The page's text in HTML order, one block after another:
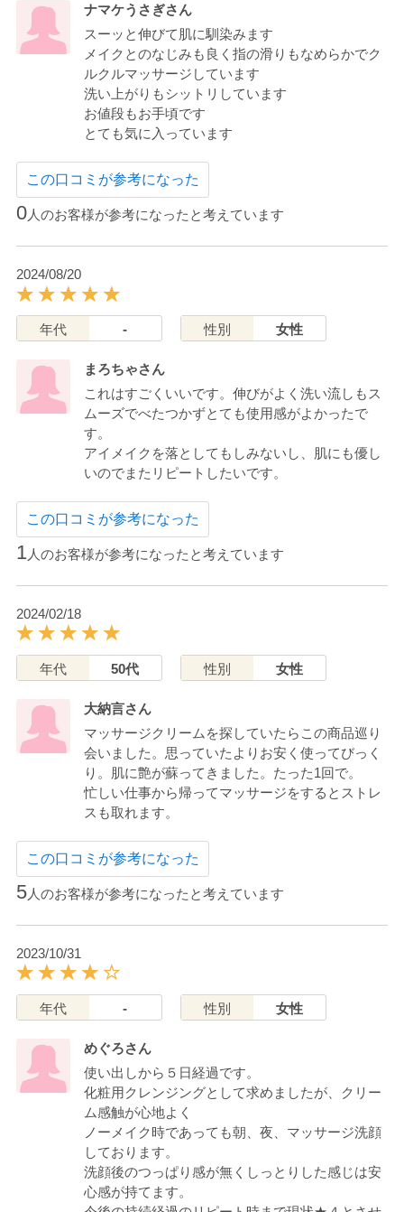
ナマケうさぎさん
スーッと伸びて肌に馴染みます
メイクとのなじみも良く指の滑りもなめらかでク
ルクルマッサージしています
洗い上がりもシットリしています
お値段もお手頃です
とても気に入っています
この口コミが参考になった
0人のお客様が参考になったと考えています
2024/08/20
年代 - 性別 女性
まろちゃさん
これはすごくいいです。伸びがよく洗い流しもス
ムーズでべたつかずとても使用感がよかったで
す。
アイメイクを落としてもしみないし、肌にも優し
いのでまたリピートしたいです。
この口コミが参考になった
1 人のお客様が参考になったと考えています
2024/02/18
年代 50代 性別 女性
大納言さん
マッサージクリームを探していたらこの商品巡り
会いました。思っていたよりお安く使ってびっく
り。肌に艶が蘇ってきました。たった1回で。
忙しい仕事から帰ってマッサージをするとストレ
スも取れます。
この口コミが参考になった
5人のお客様が参考になったと考えています
2023/10/31
年代 - 性別 女性
めぐろさん
使い出しから５日経過です。
化粧用クレンジングとして求めましたが、クリー
ム感触が心地よく
ノーメイク時であっても朝、夜、マッサージ洗顔
しております。
洗顔後のつっぱり感が無くしっとりした感じは安
心感が持てます。